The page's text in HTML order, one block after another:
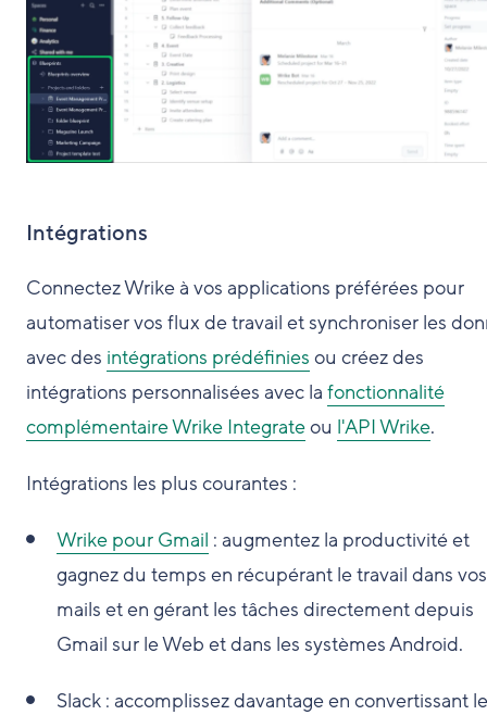
Intégrations
Connectez Wrike à vos applications préférées pour
automatiser vos flux de travail et synchroniser les
avec des intégrations prédéfinies ou créez des
intégrations personnalisées avec la fonctionnalité
complémentaire Wrike Integrateou l'API Wrike.
Intégrations les plus courantes :
Wrike pour Gmail : augmentez la productivité et
gagnez du temps en récupérant le travail dans
mails et en gérant les tâches directement depuis
Gmail sur le Web et dans les systèmes Android.
Slack : accomplissez davantage en convertissant